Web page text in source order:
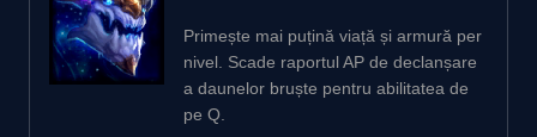
Primește mai puțină viață și armură per
nivel. Scade raportul AP de declanșare
a daunelor bruște pentru abilitatea de
pe Q.